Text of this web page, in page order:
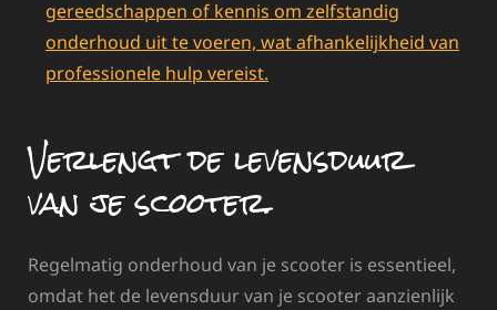
gereedschappen of kennis om zelfstandig
onderhoud uit te voeren, wat afhankelijkheid van
professionele hulp vereist.
Verlengt de levensduur
van je scooter.
Regelmatig onderhoud van je scooter is essentieel,
omdat het de levensduur van je scooter aanzienlijk